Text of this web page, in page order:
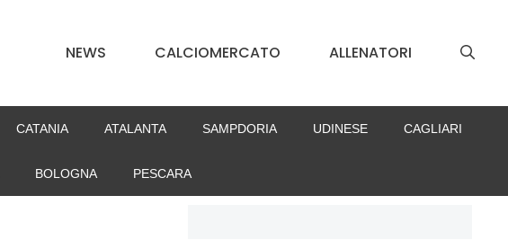
NEWS CALCIOMERCATO ALLENATORI
CATANIA ATALANTA SAMPDORIA UDINESE CAGLIARI
BOLOGNA PESCARA